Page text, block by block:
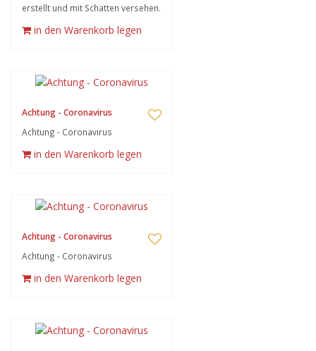
erstellt und mit Schatten versehen.
in den Warenkorb legen
Achtung - Coronavirus
Achtung - Coronavirus
in den Warenkorb legen
Achtung - Coronavirus
Achtung - Coronavirus
in den Warenkorb legen